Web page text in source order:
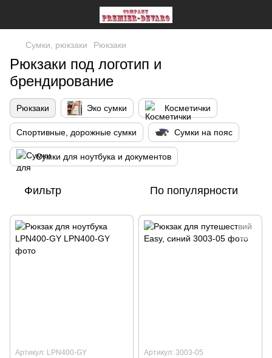
Сумки, рюкзаки Рюкзаки
Рюкзаки под логотип и
брендирование
Рюкзаки Эко сумки Косметички
Спортивные, дорожные сумки Сумки на пояс
Сумки для ноутбука и документов
Фильтр По популярности
Артикул: LPN400-GY Артикул: 3003-05